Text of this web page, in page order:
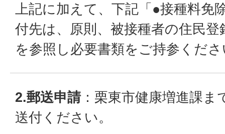
上記に加えて、下記「●接種料免
付先は、原則、被接種者の住民
を参照し必要書類をご持参くだ
2.郵送申請：栗東市健康増進課ま
送付ください。